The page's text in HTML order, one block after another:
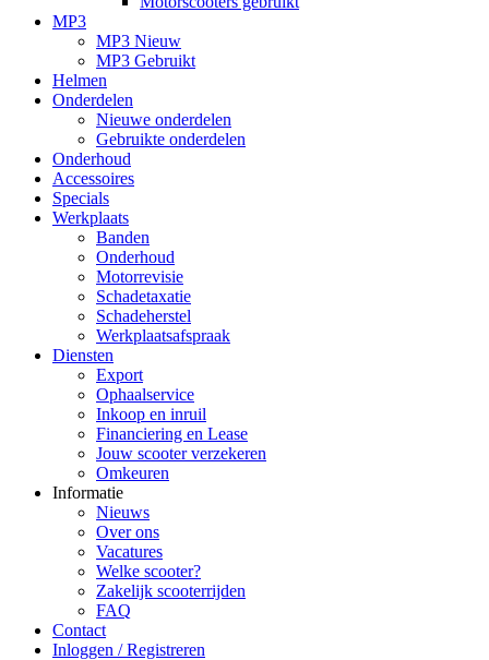
MP3
MP3 Nieuw
MP3 Gebruikt
Helmen
Onderdelen
Nieuwe onderdelen
Gebruikte onderdelen
Onderhoud
Accessoires
Specials
Werkplaats
Banden
Onderhoud
Motorrevisie
Schadetaxatie
Schadeherstel
Werkplaatsafspraak
Diensten
Export
Ophaalservice
Inkoop en inruil
Financiering en Lease
Jouw scooter verzekeren
Omkeuren
Informatie
Nieuws
Over ons
Vacatures
Welke scooter?
Zakelijk scooterrijden
FAQ
Contact
Inloggen / Registreren